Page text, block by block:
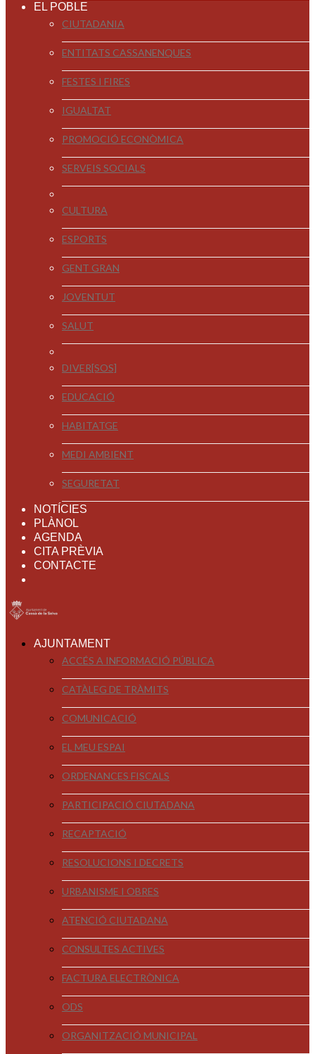
EL POBLE
CIUTADANIA
ENTITATS CASSANENQUES
FESTES I FIRES
IGUALTAT
PROMOCIÓ ECONÒMICA
SERVEIS SOCIALS
CULTURA
ESPORTS
GENT GRAN
JOVENTUT
SALUT
DIVER[SOS]
EDUCACIÓ
HABITATGE
MEDI AMBIENT
SEGURETAT
NOTÍCIES
PLÀNOL
AGENDA
CITA PRÈVIA
CONTACTE
AJUNTAMENT
ACCÉS A INFORMACIÓ PÚBLICA
CATÀLEG DE TRÀMITS
COMUNICACIÓ
EL MEU ESPAI
ORDENANCES FISCALS
PARTICIPACIÓ CIUTADANA
RECAPTACIÓ
RESOLUCIONS I DECRETS
URBANISME I OBRES
ATENCIÓ CIUTADANA
CONSULTES ACTIVES
FACTURA ELECTRÒNICA
ODS
ORGANITZACIÓ MUNICIPAL